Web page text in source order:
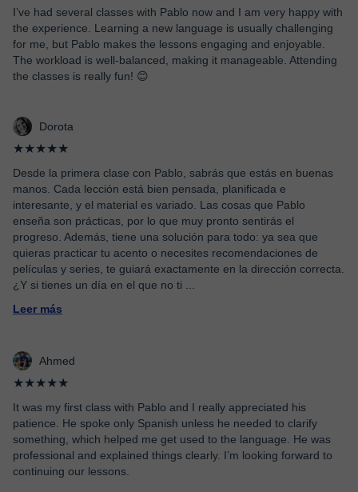
I’ve had several classes with Pablo now and I am very happy with
the experience. Learning a new language is usually challenging
for me, but Pablo makes the lessons engaging and enjoyable.
The workload is well-balanced, making it manageable. Attending
the classes is really fun! 😊
Dorota
★★★★★
Desde la primera clase con Pablo, sabrás que estás en buenas
manos. Cada lección está bien pensada, planificada e
interesante, y el material es variado. Las cosas que Pablo
enseña son prácticas, por lo que muy pronto sentirás el
progreso. Además, tiene una solución para todo: ya sea que
quieras practicar tu acento o necesites recomendaciones de
películas y series, te guiará exactamente en la dirección correcta.
¿Y si tienes un día en el que no ti
Leer más
Ahmed
★★★★★
It was my first class with Pablo and I really appreciated his
patience. He spoke only Spanish unless he needed to clarify
something, which helped me get used to the language. He was
professional and explained things clearly. I’m looking forward to
continuing our lessons.